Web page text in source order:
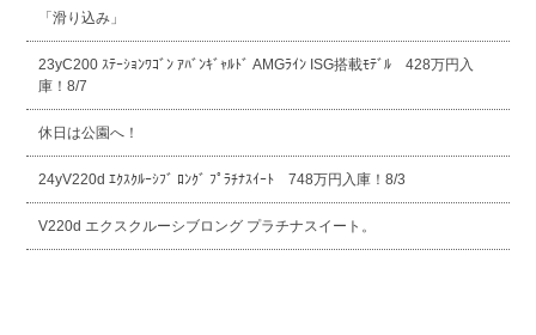
「滑り込み」
23yC200 ｽﾃｰｼｮﾝﾜｺﾞﾝ ｱﾊﾞﾝｷﾞｬﾙﾄﾞ AMGﾗｲﾝ ISG搭載ﾓﾃﾞﾙ 428万円入
庫！8/7
休日は公園へ！
24yV220d ｴｸｽｸﾙｰｼﾌﾞ ﾛﾝｸﾞ ﾌﾟﾗﾁﾅｽｲｰﾄ 748万円入庫！8/3
V220d エクスクルーシブロング プラチナスイート。